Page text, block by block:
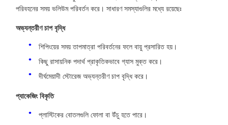
পরিবহনের সময় ভলিউম পরিবর্তন করে। সাধারণ সমস্যাগুলির মধ্যে রয়েছেঃ
অভ্যন্তরীণ চাপ বৃদ্ধি
শিপিংয়ের সময় তাপমাত্রা পরিবর্তনের ফলে বায়ু প্রসারিত হয়।
কিছু রাসায়নিক পদার্থ প্রাকৃতিকভাবে গ্যাস মুক্ত করে।
দীর্ঘমেয়াদী স্টোরেজ অভ্যন্তরীণ চাপ বৃদ্ধি করে।
প্যাকেজিং বিকৃতি
প্লাস্টিকের বোতলগুলি ফোলা বা উঁচু হতে পারে।